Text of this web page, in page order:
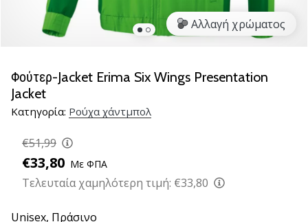
παπούτσια
handball
Accelerate
NITRO
SQD
5!
τις
τεχνικές
αναβαθμίσεις
Αλλαγή χρώματος
Φούτερ-Jacket Erima Six Wings Presentation
Jacket
Κατηγορία: Ρούχα χάντμπολ
€51,99
€33,80 Με ΦΠΑ
Τελευταία χαμηλότερη τιμή: €33,80
Unisex, Πράσινο